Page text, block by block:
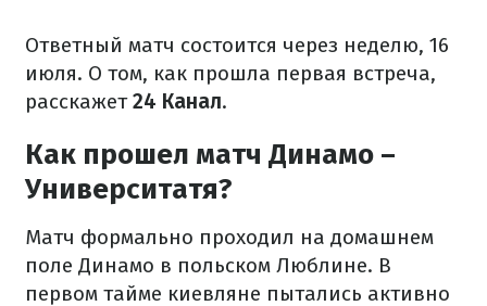
Ответный матч состоится через неделю, 16
июля. О том, как прошла первая встреча,
расскажет24 Канал.
Как прошел матч Динамо –
Университатя?
Матч формально проходил на домашнем
поле Динамо в польском Люблине. В
первом тайме киевляне пытались активно